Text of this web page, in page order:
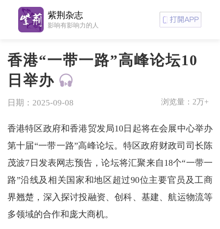
香港“一带一路”高峰论坛10
日举办
日期：2025-09-08 浏览量： 2万+
香港特区政府和香港贸发局10日起将在会展中心举办
第十届“一带一路”高峰论坛。特区政府财政司司长陈
茂波7日发表网志预告，论坛将汇聚来自18个“一带一
路”沿线及相关国家和地区超过90位主要官员及工商
界翘楚，深入探讨投融资、创科、基建、航运物流等
多领域的合作和庞大商机。
紫荆杂志
影响有影响力的人